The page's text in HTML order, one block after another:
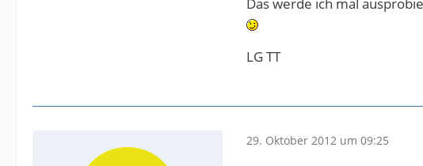
LG TT
29. Oktober 2012 um 09:25